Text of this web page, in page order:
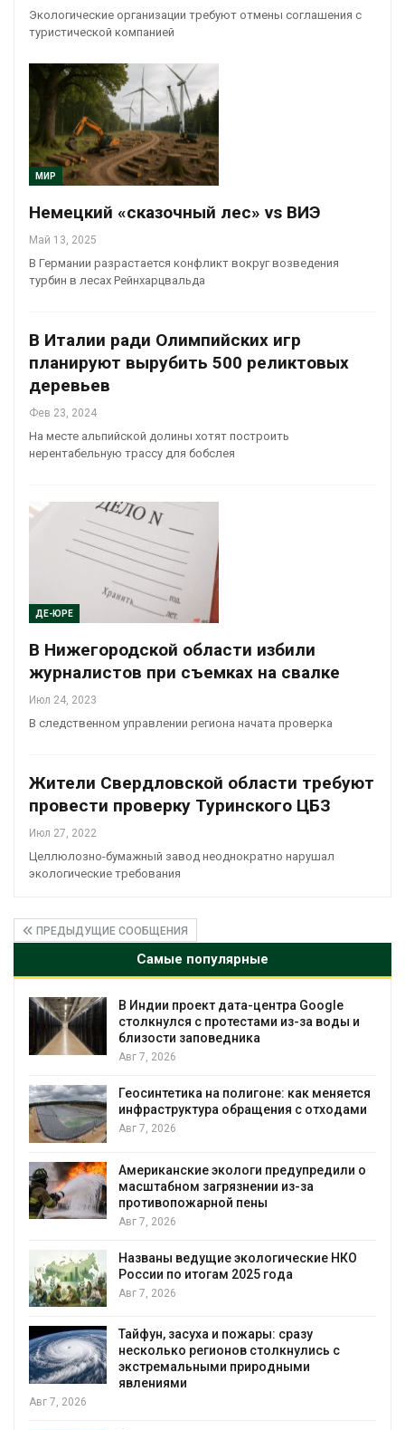
Экологические организации требуют отмены соглашения с
туристической компанией
МИР
Немецкий «сказочный лес» vs ВИЭ
Май 13, 2025
В Германии разрастается конфликт вокруг возведения
турбин в лесах Рейнхарцвальда
В Италии ради Олимпийских игр
планируют вырубить 500 реликтовых
деревьев
Фев 23, 2024
На месте альпийской долины хотят построить
нерентабельную трассу для бобслея
ДЕ-ЮРЕ
В Нижегородской области избили
журналистов при съемках на свалке
Июл 24, 2023
В следственном управлении региона начата проверка
Жители Свердловской области требуют
провести проверку Туринского ЦБЗ
Июл 27, 2022
Целлюлозно-бумажный завод неоднократно нарушал
экологические требования
ПРЕДЫДУЩИЕ СООБЩЕНИЯ
Самые популярные
о
Дождевая вода с крыш может
городам переживать жару
Авг 7, 2026
строительство мусорных объектов и
уборку контейнерных площадок
Авг 7, 2026
Панамский канал вновь ограничивает
загрузку судов из-за дефицита
воды
Авг 6, 2026
В китайской провинции Шэньси из-за
паводков эвакуировали более 140
человек
МЕГА и ВкусВилл установили
экообменники для сбора вторсырья
Авг 6, 2026